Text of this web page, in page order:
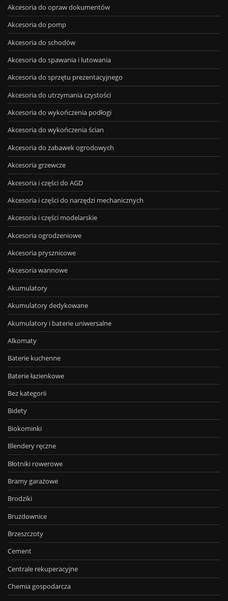
Akcesoria do opraw dokumentów
Akcesoria do pomp
Akcesoria do schodów
Akcesoria do spawania i lutowania
Akcesoria do sprzętu prezentacyjnego
Akcesoria do utrzymania czystości
Akcesoria do wykończenia podłogi
Akcesoria do wykończenia ścian
Akcesoria do zabawek ogrodowych
Akcesoria grzewcze
Akcesoria i części do AGD
Akcesoria i części do narzędzi mechanicznych
Akcesoria i części modelarskie
Akcesoria ogrodzeniowe
Akcesoria prysznicowe
Akcesoria wannowe
Akumulatory
Akumulatory dedykowane
Akumulatory i baterie uniwersalne
Alkomaty
Baterie kuchenne
Baterie łazienkowe
Bez kategorii
Bidety
Biokominki
Blendery ręczne
Błotniki rowerowe
Bramy garażowe
Brodziki
Bruzdownice
Brzeszczoty
Cement
Centrale rekuperacyjne
Chemia gospodarcza